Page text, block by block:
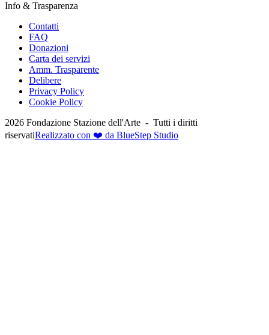
Info & Trasparenza
Contatti
FAQ
Donazioni
Carta dei servizi
Amm. Trasparente
Delibere
Privacy Policy
Cookie Policy
2026 Fondazione Stazione dell'Arte - Tutti i diritti
riservatiRealizzato con ❤️ da BlueStep Studio